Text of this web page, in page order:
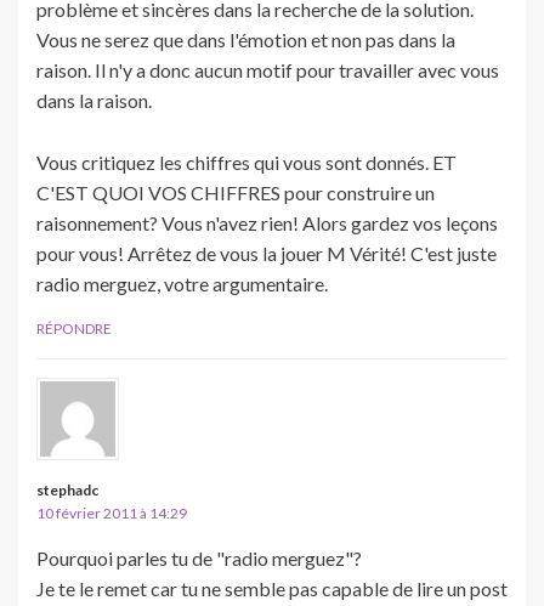
problème et sincères dans la recherche de la solution.
Vous ne serez que dans l'émotion et non pas dans la
raison. Il n'y a donc aucun motif pour travailler avec vous
dans la raison.
Vous critiquez les chiffres qui vous sont donnés. ET
C'EST QUOI VOS CHIFFRES pour construire un
raisonnement? Vous n'avez rien! Alors gardez vos leçons
pour vous! Arrêtez de vous la jouer M Vérité! C'est juste
radio merguez, votre argumentaire.
RÉPONDRE
stephadc
10 février 2011 à 14:29
Pourquoi parles tu de "radio merguez"?
Je te le remet car tu ne semble pas capable de lire un post